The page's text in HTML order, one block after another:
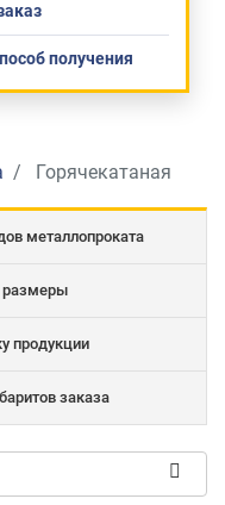
получения
Горячекатаная
металлопроката
размеры
продукции
заказа